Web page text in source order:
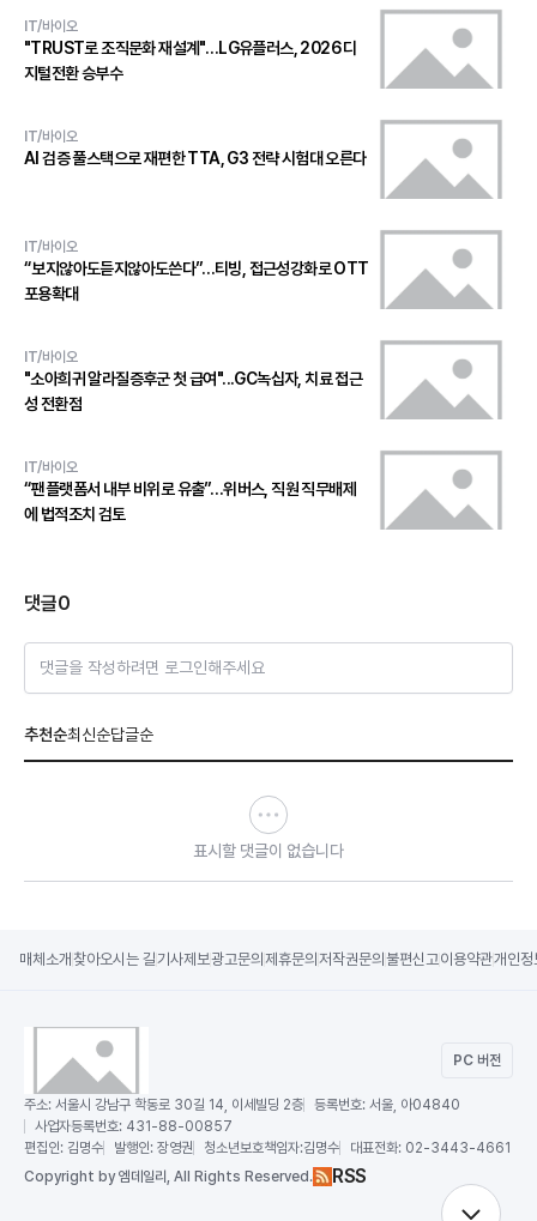
IT/바이오
"TRUST로 조직문화 재설계"…LG유플러스, 2026 디
지털전환 승부수
IT/바이오
AI 검증 풀스택으로 재편한 TTA, G3 전략 시험대 오른다
IT/바이오
“보지않아도듣지않아도쓴다”…티빙, 접근성강화로 OTT
포용확대
IT/바이오
"소아희귀 알라질증후군 첫 급여"...GC녹십자, 치료 접근
성 전환점
IT/바이오
“팬플랫폼서 내부 비위로 유출”…위버스, 직원 직무배제
에 법적조치 검토
댓글0
댓글을 작성하려면 로그인해주세요
추천순최신순답글순
표시할 댓글이 없습니다
매체소개 찾아오시는 길기사제보광고문의 제휴문의 저작권문의 불편신고이용약관개인정
PC 버전
주소: 서울시 강남구 학동로 30길 14, 이세빌딩 2층 등록번호: 서울, 아04840
사업자등록번호: 431-88-00857
편집인: 김명수 발행인: 장영권 청소년보호책임자:김명수 대표전화: 02-3443-4661
Copyright by 엠데일리, All Rights Reserved. RSS